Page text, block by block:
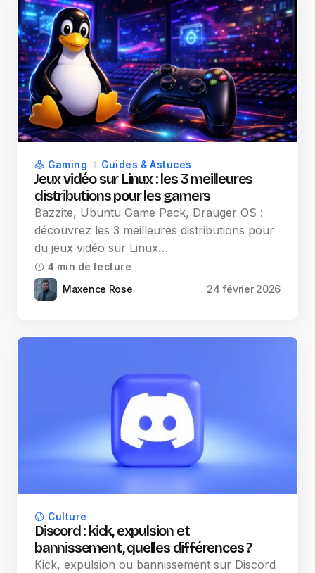
Gaming Guides & Astuces
Jeux vidéo sur Linux : les 3 meilleures
distributions pour les gamers
Bazzite, Ubuntu Game Pack, Drauger OS :
découvrez les 3 meilleures distributions pour
du jeux vidéo sur Linux…
4 min de lecture
Maxence Rose 24 février 2026
Culture
Discord : kick, expulsion et
bannissement, quelles différences ?
Kick, expulsion ou bannissement sur Discord